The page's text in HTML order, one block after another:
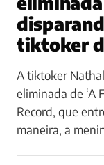
tiktoker
A tiktoker
eliminada de ‘A
Record, que
maneira, a